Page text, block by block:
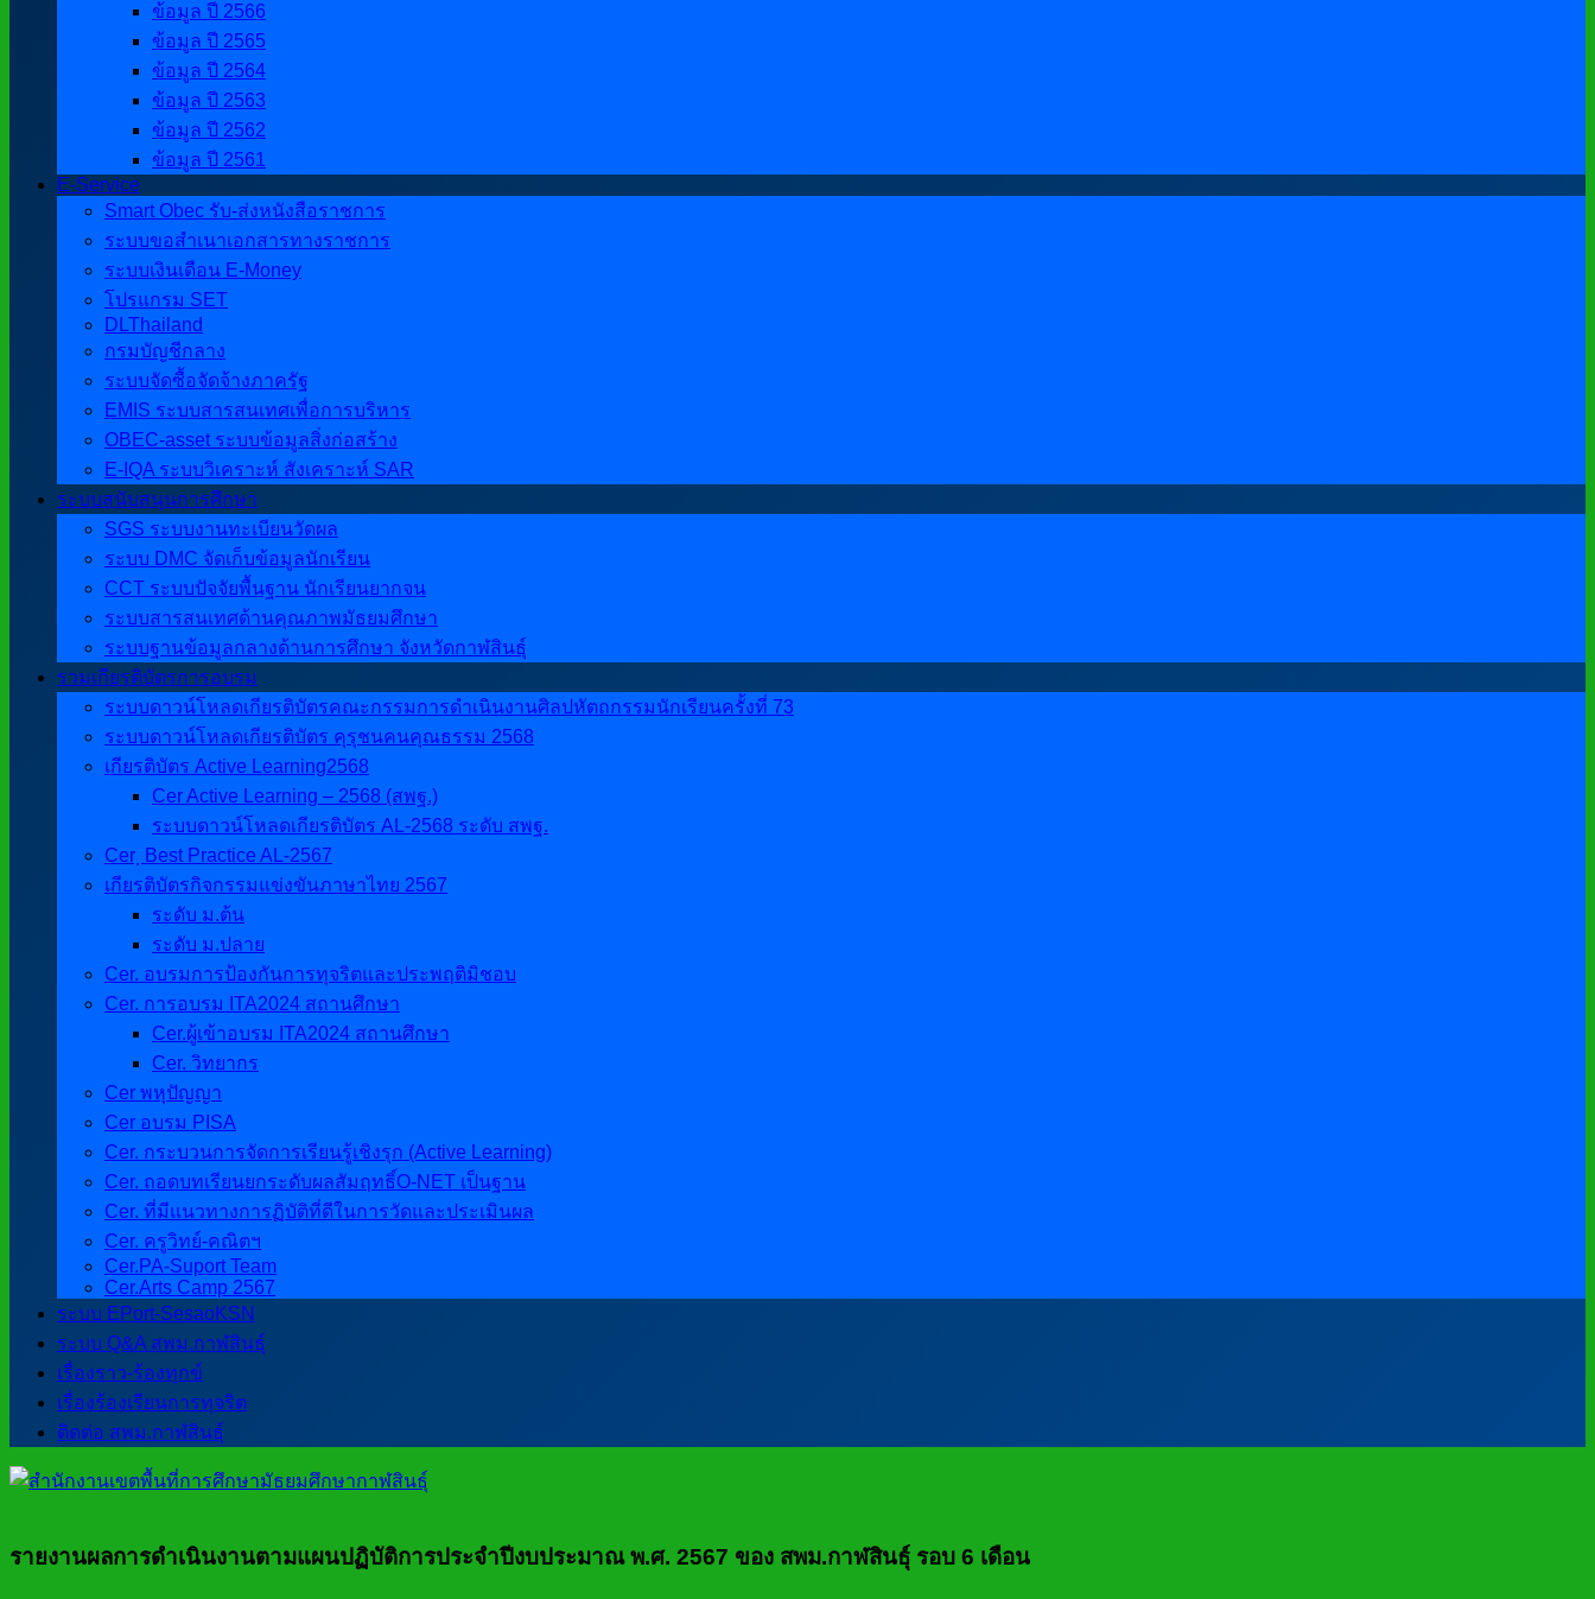
ข้อมูล ปี 2566
ข้อมูล ปี 2565
ข้อมูล ปี 2564
ข้อมูล ปี 2563
ข้อมูล ปี 2562
ข้อมูล ปี 2561
E-Service
Smart Obec รับ-ส่งหนังสือราชการ
ระบบขอสำเนาเอกสารทางราชการ
ระบบเงินเดือน E-Money
โปรแกรม SET
DLThailand
กรมบัญชีกลาง
ระบบจัดซื้อจัดจ้างภาครัฐ
EMIS ระบบสารสนเทศเพื่อการบริหาร
OBEC-asset ระบบข้อมูลสิ่งก่อสร้าง
E-IQA ระบบวิเคราะห์ สังเคราะห์ SAR
ระบบสนับสนุนการศึกษา
SGS ระบบงานทะเบียนวัดผล
ระบบ DMC จัดเก็บข้อมูลนักเรียน
CCT ระบบปัจจัยพื้นฐาน นักเรียนยากจน
ระบบสารสนเทศด้านคุณภาพมัธยมศึกษา
ระบบฐานข้อมูลกลางด้านการศึกษา จังหวัดกาฬสินธุ์
รวมเกียรติบัตรการอบรม
ระบบดาวน์โหลดเกียรติบัตรคณะกรรมการดำเนินงานศิลปหัตถกรรมนักเรียนครั้งที่ 73
ระบบดาวน์โหลดเกียรติบัตร คุรุชนคนคุณธรรม 2568
เกียรติบัตร Active Learning2568
Cer Active Learning – 2568 (สพฐ.)
ระบบดาวน์โหลดเกียรติบัตร AL-2568 ระดับ สพฐ.
Cer ฺ Best Practice AL-2567
เกียรติบัตรกิจกรรมแข่งขันภาษาไทย 2567
ระดับ ม.ต้น
ระดับ ม.ปลาย
Cer. อบรมการป้องกันการทุจริตและประพฤติมิชอบ
Cer. การอบรม ITA2024 สถานศึกษา
Cer.ผู้เข้าอบรม ITA2024 สถานศึกษา
Cer. วิทยากร
Cer พหุปัญญา
Cer อบรม PISA
Cer. กระบวนการจัดการเรียนรู้เชิงรุก (Active Learning)
Cer. ถอดบทเรียนยกระดับผลสัมฤทธิ์O-NET เป็นฐาน
Cer. ที่มีแนวทางการฏิบัติที่ดีในการวัดและประเมินผล
Cer. ครูวิทย์-คณิตฯ
Cer.PA-Suport Team
Cer.Arts Camp 2567
ระบบ EPort-SesaoKSN
ระบบ Q&A สพม.กาฬสินธุ์
เรื่องราว-ร้องทุกข์
เรื่องร้องเรียนการทุจริต
ติดต่อ สพม.กาฬสินธุ์
รายงานผลการดำเนินงานตามแผนปฏิบัติการประจำปีงบประมาณ พ.ศ. 2567 ของ สพม.กาฬสินธุ์ รอบ 6 เดือน